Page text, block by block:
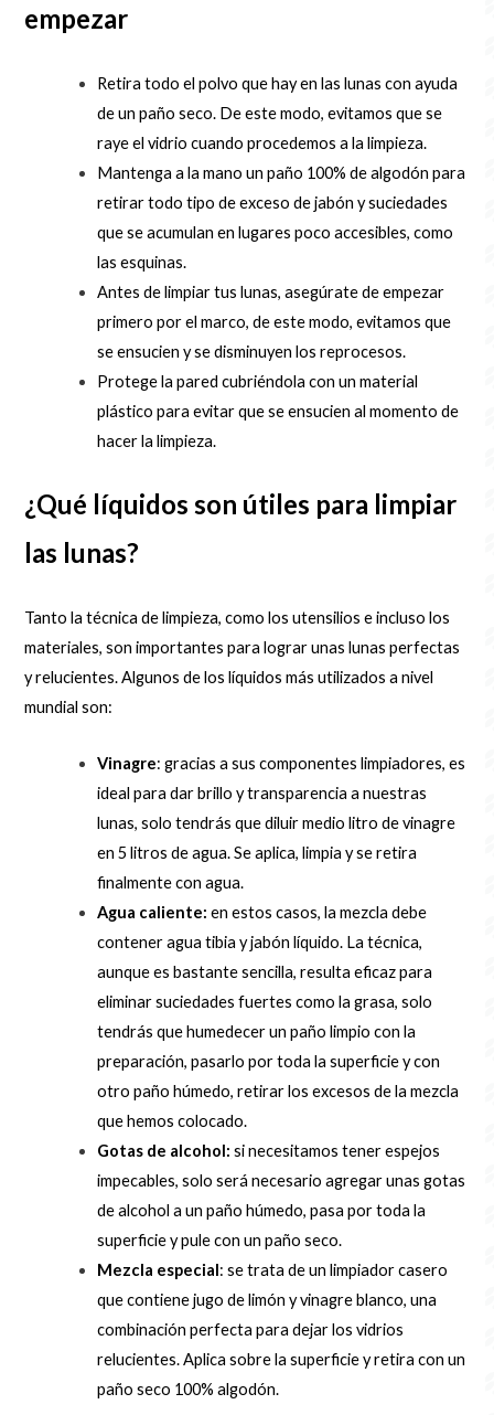
empezar
Retira todo el polvo que hay en las lunas con ayuda
de un paño seco. De este modo, evitamos que se
raye el vidrio cuando procedemos a la limpieza.
Mantenga a la mano un paño 100% de algodón para
retirar todo tipo de exceso de jabón y suciedades
que se acumulan en lugares poco accesibles, como
las esquinas.
Antes de limpiar tus lunas, asegúrate de empezar
primero por el marco, de este modo, evitamos que
se ensucien y se disminuyen los reprocesos.
Protege la pared cubriéndola con un material
plástico para evitar que se ensucien al momento de
hacer la limpieza.
¿Qué líquidos son útiles para limpiar
las lunas?
Tanto la técnica de limpieza, como los utensilios e incluso los
materiales, son importantes para lograr unas lunas perfectas
y relucientes. Algunos de los líquidos más utilizados a nivel
mundial son:
Vinagre: gracias a sus componentes limpiadores, es
ideal para dar brillo y transparencia a nuestras
lunas, solo tendrás que diluir medio litro de vinagre
en 5 litros de agua. Se aplica, limpia y se retira
finalmente con agua.
Agua caliente: en estos casos, la mezcla debe
contener agua tibia y jabón líquido. La técnica,
aunque es bastante sencilla, resulta eficaz para
eliminar suciedades fuertes como la grasa, solo
tendrás que humedecer un paño limpio con la
preparación, pasarlo por toda la superficie y con
otro paño húmedo, retirar los excesos de la mezcla
que hemos colocado.
Gotas de alcohol: si necesitamos tener espejos
impecables, solo será necesario agregar unas gotas
de alcohol a un paño húmedo, pasa por toda la
superficie y pule con un paño seco.
Mezcla especial: se trata de un limpiador casero
que contiene jugo de limón y vinagre blanco, una
combinación perfecta para dejar los vidrios
relucientes. Aplica sobre la superficie y retira con un
paño seco 100% algodón.